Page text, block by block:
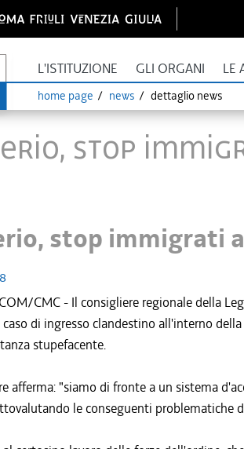
L'ISTITUZIONE GLI ORGANI LE
home page news dettaglio news
stop
stop immigrati
CMC - Il consigliere regionale della
di ingresso clandestino all'interno
stupefacente.
afferma: "siamo di fronte a un sistema
le conseguenti problematiche